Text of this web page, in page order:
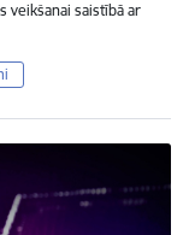
veikšanai saistībā ar